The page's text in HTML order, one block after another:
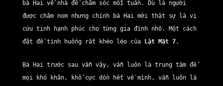
bà Hai về nhà để chăm sóc mỗi tuần. Dù là người
được chăm nom nhưng chính bà Hai mới thật sự là vị
cứu tinh hạnh phúc cho từng gia đình nhỏ. Một cách
đặt để tình huống rất khéo léo của Lật Mặt 7.
Bà Hai trước sau vẫn vậy, vẫn luôn là trung tâm để
mọi khó khăn, khổ cực dồn hết về mình, vẫn luôn là